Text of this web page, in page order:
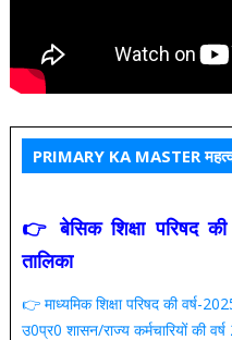
PRIMARY KA MASTER
👉 बेसिक शिक्षा परिषद
तालिका
👉 माध्यमिक शिक्षा परिषद की वर्ष-
उ0प्र0 शासन/राज्य कर्मचारियों की